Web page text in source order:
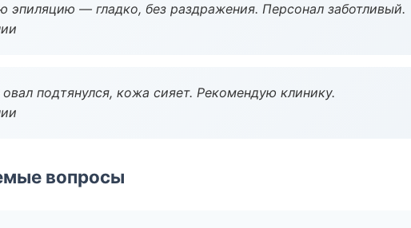
эпиляцию — гладко, без раздражения. Персонал заботливый.
подтянулся, кожа сияет. Рекомендую клинику.
вопросы